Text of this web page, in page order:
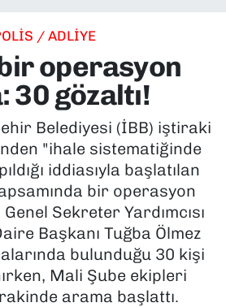
/ ADLİYE
operasyon
30 gözaltı!
Belediyesi (İBB) iştiraki
"ihale sistematiğinde
iddiasıyla başlatılan
bir operasyon
Sekreter Yardımcısı
Başkanı Tuğba Ölmez
bulunduğu 30 kişi
Mali Şube ekipleri
arama başlattı.
Durumu ve Fikstür